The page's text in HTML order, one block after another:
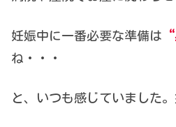
妊娠中に一番必要な準備は
ね・・・
と、いつも感じていました